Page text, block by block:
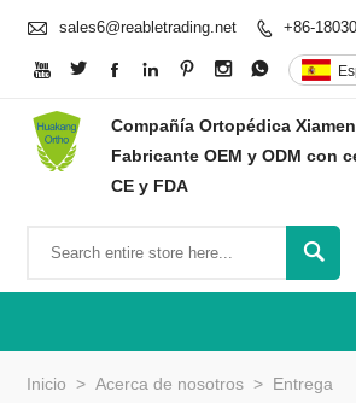
 sales6@reabletrading.net  +86-
      
Compañía Ortopédica
Fabricante OEM y ODM con
CE y FDA

Inicio > Acerca de nosotros > Entrega